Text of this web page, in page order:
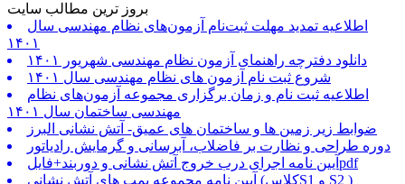
بروز ترین مطالب سایت
اطلاعیه تمدید مهلت ثبت‌نام آزمون‌های نظام مهندسی سال
۱۴۰۱
دانلود دفترچه راهنمای آزمون نظام مهندسی شهریور ۱۴۰۱
شروع ثبت نام آزمون های نظام مهندسی سال ۱۴۰۱
اطلاعیه ثبت نام و زمان برگزاری مجموعه آزمون‌های نظام
مهندسی ساختمان سال ۱۴۰۱
ضوابط زیر زمین ها و ساختمان های عمیق- آتش نشانی البرز
دوره طراحی و نظارت بر فاضلاب، آبرسانی و گرمایش رادیاتور
آیین نامه اجرای درب خروج آتش نشانی و دوربند+فایلpdf
آیین نامه مجموعه پمپ های آتش نشانی (کلاسS1 و S2 )